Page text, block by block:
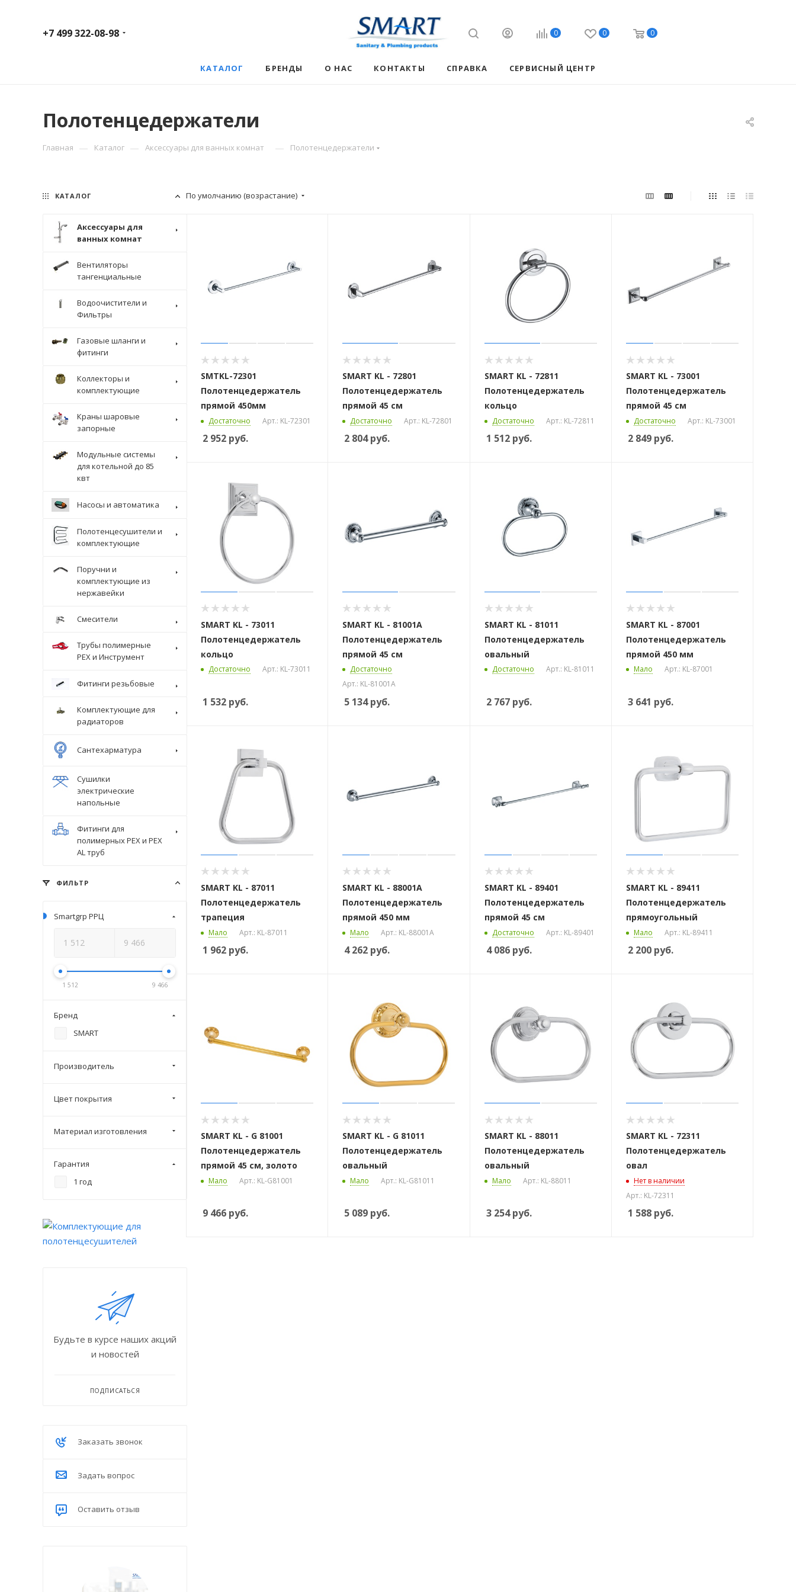
+7 499 322-08-98 0 0 0
КАТАЛОГ БРЕНДЫ О НАС КОНТАКТЫ СПРАВКА СЕРВИСНЫЙ ЦЕНТР
Полотенцедержатели
Главная — Каталог — Аксессуары для ванных комнат — Полотенцедержатели
По умолчанию (возрастание)
SMTKL-72301
Полотенцедержатель
прямой 450мм
Достаточно Арт.: KL-72301
2 952 руб.
SMART KL - 72801
Полотенцедержатель
прямой 45 см
Достаточно Арт.: KL-72801
2 804руб.
SMART KL - 72811
Полотенцедержатель
кольцо
Достаточно Арт.: KL-72811
1 512руб.
SMART KL - 73001
Полотенцедержатель
прямой 45 см
Достаточно Арт.: KL-73001
2 849руб.
SMART KL - 73011
Полотенцедержатель
кольцо
Достаточно Арт.: KL-73011
1 532 руб.
SMART KL - 81001A
Полотенцедержатель
прямой 45 см
Достаточно
Арт.: KL-81001A
5 134руб.
SMART KL - 81011
Полотенцедержатель
овальный
Достаточно Арт.: KL-81011
2 767руб.
SMART KL - 87001
Полотенцедержатель
прямой 450 мм
Мало Арт.: KL-87001
3 641 руб.
SMART KL - 87011
Полотенцедержатель
трапеция
Мало Арт.: KL-87011
1 962 руб.
SMART KL - 88001A
Полотенцедержатель
прямой 450 мм
Мало Арт.: KL-88001A
4 262 руб.
SMART KL - 89401
Полотенцедержатель
прямой 45 см
Достаточно Арт.: KL-89401
4 086руб.
SMART KL - 89411
Полотенцедержатель
прямоугольный
Мало Арт.: KL-89411
2 200руб.
SMART KL - G 81001
Полотенцедержатель
прямой 45 см, золото
Мало Арт.: KL-G81001
9 466 руб.
SMART KL - G 81011
Полотенцедержатель
овальный
Мало Арт.: KL-G81011
5 089 руб.
SMART KL - 88011
Полотенцедержатель
овальный
Мало Арт.: KL-88011
3 254руб.
SMART KL - 72311
Полотенцедержатель
овал
Нет в наличии
Арт.: KL-72311
1 588руб.
КАТАЛОГ
Аксессуары для
ванных комнат
Вентиляторы
тангенциальные
Водоочистители и
Фильтры
Газовые шланги и
фитинги
Коллекторы и
комплектующие
Краны шаровые
запорные
Модульные системы
для котельной до 85
квт
Насосы и автоматика
Полотенцесушители и
комплектующие
Поручни и
комплектующие из
нержавейки
Смесители
Трубы полимерные
PEX и Инструмент
Фитинги резьбовые
Комплектующие для
радиаторов
Сантехарматура
Сушилки
электрические
напольные
Фитинги для
полимерных PEX и PEX
AL труб
ФИЛЬТР
Smartgrp РРЦ
1 512 9 466
Бренд
SMART
Производитель
Цвет покрытия
Материал изготовления
Гарантия
1 год
Будьте в курсе наших акций
и новостей
ПОДПИСАТЬСЯ
Заказать звонок
Задать вопрос
Оставить отзыв